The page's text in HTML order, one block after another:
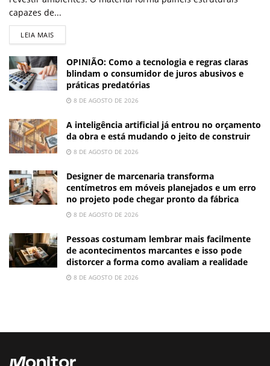
capazes de...
LEIA MAIS
OPINIÃO: Como a tecnologia e regras claras
blindam o consumidor de juros abusivos e
práticas predatórias
8 DE AGOSTO DE 2026
A inteligência artificial já entrou no orçamento
da obra e está mudando o jeito de construir
8 DE AGOSTO DE 2026
Designer de marcenaria transforma
centímetros em móveis planejados e um erro
no projeto pode chegar pronto da fábrica
8 DE AGOSTO DE 2026
Pessoas costumam lembrar mais facilmente
de acontecimentos marcantes e isso pode
distorcer a forma como avaliam a realidade
8 DE AGOSTO DE 2026